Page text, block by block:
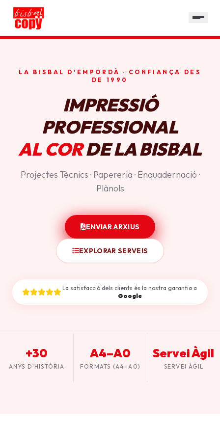
HORARI
LA BISBAL D'EMPORDÀ · CONFIANÇA DES
DE 1990
IMPRESSIÓ
PROFESSIONAL
AL CORDE LA BISBAL
Projectes Tècnics · Papereria · Enquadernació ·
Plànols
ENVIAR ARXIUS
EXPLORAR SERVEIS
La satisfacció dels clients és la nostra garantia a
Google
+30
ANYS D'HISTÒRIA
A4–A0
FORMATS (A4–A0)
Servei Àgil
SERVEI ÀGIL